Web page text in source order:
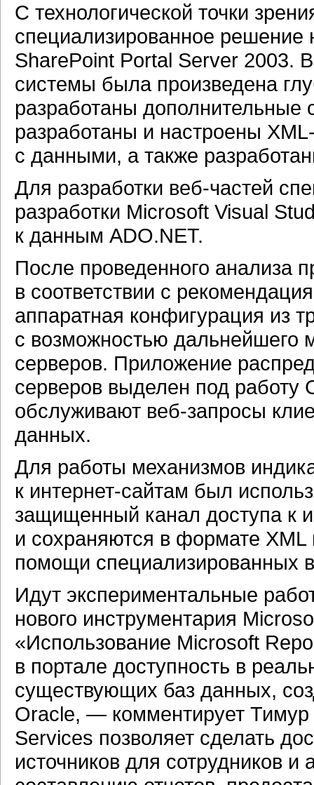
С технологической точки
специализированное решение
SharePoint Portal Server 2003.
системы была произведена
разработаны
разработаны и настроены
с данными, а также
Для разработки веб-частей
разработки Microsoft Visual
к данным ADO.NET.
После проведенного анализа
в соответствии с
аппаратная конфигурация из
с возможностью дальнейшего
серверов. Приложение
серверов выделен под
обслуживают веб-запросы
данных.
Для работы механизмов
к интернет-сайтам был
защищенный канал доступа к
и сохраняются в формате
помощи специализированных
Идут экспериментальные
нового инструментария
«Использование Microsoft
в портале доступность в
существующих баз данных,
Oracle, — комментирует
Services позволяет сделать
источников для сотрудников и